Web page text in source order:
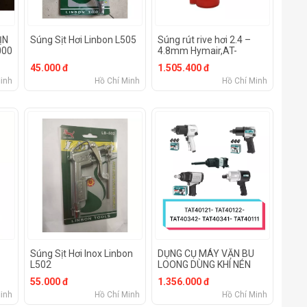
Súng Sịt Hơi Linbon L505
45.000 đ
Hồ Chí Minh
Súng rút rive hơi 2.4 –
4.8mm Hymair,AT-
6015SG
1.505.400 đ
Hồ Chí Minh
Súng Sịt Hơi Inox Linbon
L502
55.000 đ
Hồ Chí Minh
DỤNG CỤ MÁY VẶN BU
LOONG DÙNG KHÍ NÉN
Total TAT40121-
TAT40122- TAT40342-
TAT40341- TAT40111
1.356.000 đ
Hồ Chí Minh